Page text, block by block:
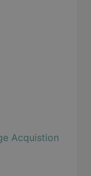
Acquistion